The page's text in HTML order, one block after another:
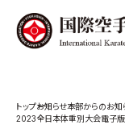
お知らせ本部からのお知
2023全日本体重別大会電子版